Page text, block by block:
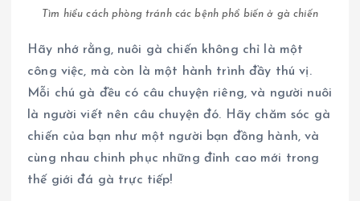
Tìm hiểu cách phòng tránh các bệnh phổ biến ở gà chiến
Hãy nhớ rằng, nuôi gà chiến không chỉ là một
công việc, mà còn là một hành trình đầy thú vị.
Mỗi chú gà đều có câu chuyện riêng, và người nuôi
là người viết nên câu chuyện đó. Hãy chăm sóc gà
chiến của bạn như một người bạn đồng hành, và
cùng nhau chinh phục những đỉnh cao mới trong
thế giới đá gà trực tiếp!